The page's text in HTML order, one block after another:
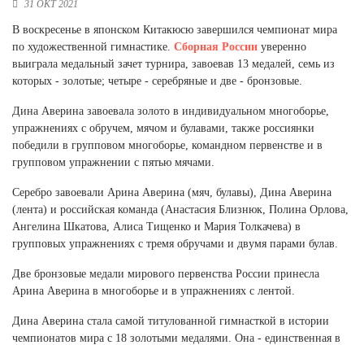
Санкт-Петербург и ЛО (3)
Свердловская область (5)
Северная Осетия (2)
Смоленская область (1)
Ставропольский край (5)
Томская область (1)
Тульская область (1)
Тюменская область (3)
Ханты-Мансийский автономный округ (3)
Челябинская область (2)
Ярославская область (1)
31 ОКТ 2021
В воскресенье в японском Китакюсю завершился чемпионат мира
по художественной гимнастике. Сборная России уверенно
выиграла медальный зачет турнира, завоевав 13 медалей, семь из
которых - золотые; четыре - серебряные и две - бронзовые.
Дина Аверина завоевала золото в индивидуальном многоборье,
упражнениях с обручем, мячом и булавами, также россиянки
победили в групповом многоборье, командном первенстве и в
групповом упражнении с пятью мячами.
Серебро завоевали Арина Аверина (мяч, булавы), Дина Аверина
(лента) и российская команда (Анастасия Близнюк, Полина Орлова,
Ангелина Шкатова, Алиса Тищенко и Мария Толкачева) в
групповых упражнениях с тремя обручами и двумя парами булав.
Две бронзовые медали мирового первенства России принесла
Арина Аверина в многоборье и в упражнениях с лентой.
Дина Аверина стала самой титулованной гимнасткой в истории
чемпионатов мира с 18 золотыми медалями. Она - единственная в